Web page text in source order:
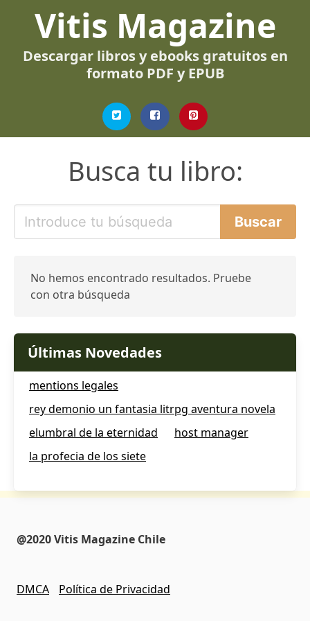
Vitis Magazine
Descargar libros y ebooks gratuitos en
formato PDF y EPUB
Busca tu libro:
No hemos encontrado resultados. Pruebe
con otra búsqueda
Últimas Novedades
mentions legales
rey demonio un fantasia litrpg aventura novela
elumbral de la eternidad
host manager
la profecia de los siete
@2020 Vitis Magazine Chile
DMCA Política de Privacidad